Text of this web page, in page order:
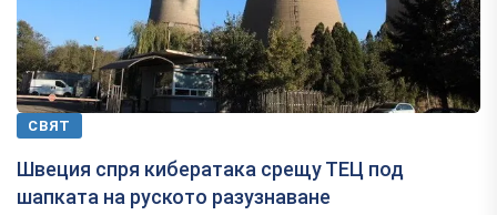
СВЯТ
Швеция спря кибератака срещу ТЕЦ под
шапката на руското разузнаване